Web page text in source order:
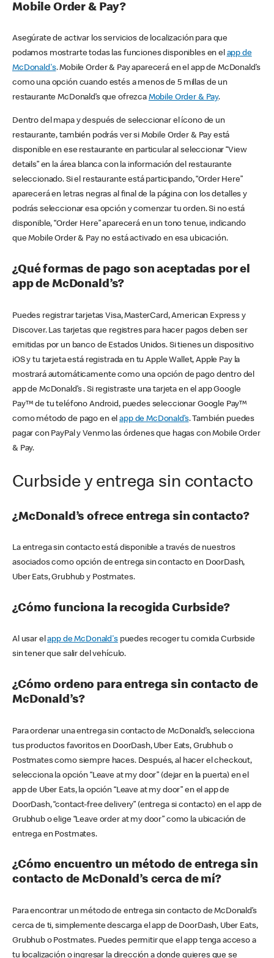
Mobile Order & Pay?
Asegúrate de activar los servicios de localización para que
podamos mostrarte todas las funciones disponibles en el app de
McDonald's. Mobile Order & Pay aparecerá en el app de McDonald’s
como una opción cuando estés a menos de 5 millas de un
restaurante McDonald’s que ofrezca Mobile Order & Pay.
Dentro del mapa y después de seleccionar el ícono de un
restaurante, también podrás ver si Mobile Order & Pay está
disponible en ese restaurante en particular al seleccionar “View
details” en la área blanca con la información del restaurante
seleccionado. Si el restaurante está participando, “Order Here”
aparecerá en letras negras al final de la página con los detalles y
podrás seleccionar esa opción y comenzar tu orden. Si no está
disponible, “Order Here” aparecerá en un tono tenue, indicando
que Mobile Order & Pay no está activado en esa ubicación.
¿Qué formas de pago son aceptadas por el
app de McDonald’s?
Puedes registrar tarjetas Visa, MasterCard, American Express y
Discover. Las tarjetas que registres para hacer pagos deben ser
emitidas por un banco de Estados Unidos. Si tienes un dispositivo
iOS y tu tarjeta está registrada en tu Apple Wallet, Apple Pay la
mostrará automáticamente como una opción de pago dentro del
app de McDonald’s . Si registraste una tarjeta en el app Google
Pay™ de tu teléfono Android, puedes seleccionar Google Pay™
como método de pago en elapp de McDonald’s. También puedes
pagar con PayPal y Venmo las órdenes que hagas con Mobile Order
& Pay.
Curbside y entrega sin contacto
¿McDonald’s ofrece entrega sin contacto?
La entrega sin contacto está disponible a través de nuestros
asociados como opción de entrega sin contacto en DoorDash,
Uber Eats, Grubhub y Postmates.
¿Cómo funciona la recogida Curbside?
Al usar elapp de McDonald'spuedes recoger tu comida Curbside
sin tener que salir del vehículo.
¿Cómo ordeno para entrega sin contacto de
McDonald’s?
Para ordenar una entrega sin contacto de McDonald’s, selecciona
tus productos favoritos en DoorDash, Uber Eats, Grubhub o
Postmates como siempre haces. Después, al hacer el checkout,
selecciona la opción “Leave at my door” (dejar en la puerta) en el
app de Uber Eats, la opción “Leave at my door” en el app de
DoorDash, “contact-free delivery” (entrega si contacto) en el app de
Grubhub o elige “Leave order at my door” como la ubicación de
entrega en Postmates.
¿Cómo encuentro un método de entrega sin
contacto de McDonald’s cerca de mí?
Para encontrar un método de entrega sin contacto de McDonald’s
cerca de ti, simplemente descarga el app de DoorDash, Uber Eats,
Grubhub o Postmates. Puedes permitir que el app tenga acceso a
tu localización o ingresar la dirección a donde quieres que se